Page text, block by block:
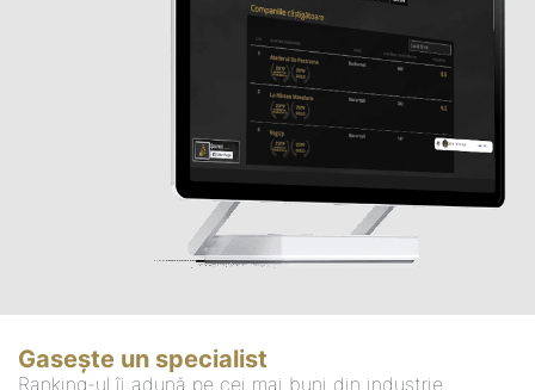
Gasește un specialist
Ranking-ul îi adună pe cei mai buni din industrie